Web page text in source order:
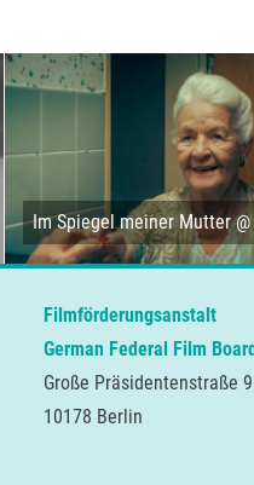
Im Spiegel meiner Mutter
Filmförderungsanstalt
German Federal Film
Große Präsidentenstraße 9
10178 Berlin